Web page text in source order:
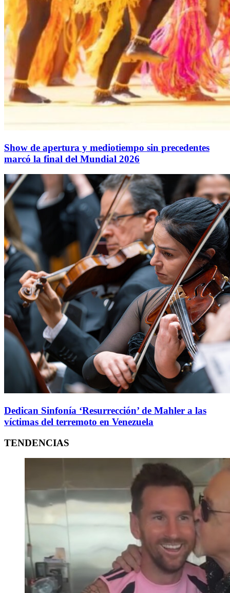
Show de apertura y mediotiempo sin precedentes
marcó la final del Mundial 2026
Dedican Sinfonía ‘Resurrección’ de Mahler a las
víctimas del terremoto en Venezuela
TENDENCIAS